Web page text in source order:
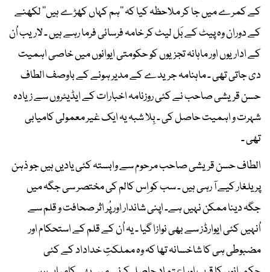
کے کمرے میں جا کر ملاحظہ کیا کہ ’’ہم کہاں کھڑے ہیں‘‘ لکھنے
کے دوران وہ پیٹ کے بَل لیٹ کر خامہ فرسائی فرما رہے ہیں ۔ لاریب اُن
کے اداریوں اور ماہانہ تجزیوں کو حکومتی ایوانوں میں خاصی اہمیت
دی جاتی تھی ۔ ماہنامہ جریدے کے مدیر ہونے کے باوصف الطاف
حسن قریشی صاحب نے کئی روزنامہ اخبارات کے ایڈیٹروں سے زیادہ
شہرت و اہمیت حاصل کی ۔ بِلا شبہ یہ ایک غیر معمولی کامیابی
تھی ۔
الطاف حسن قریشی صاحب مرحوم سے وابستہ کئی یادیں ہیں جو ذہن
پر یلغار کیے آ رہی ہیں ۔ سب کو اِس کالم کی مختصر سی جگہ میں
جگہ دینا ممکن نہیں ہے۔ اپنی شاندار اور پُر اثر صحافت و قلم سے
اُنہیں کئی ایوارڈز سے بھی نوازا گیا ۔ یہ اُن کے قلم کے استحکام اور
مضبوطی ہی کا شاخسانہ تھا کہ وہ مملکتِ خداداد کے کئی